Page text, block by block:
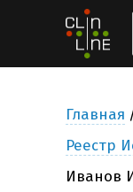
Главная
Реестр
Иванов